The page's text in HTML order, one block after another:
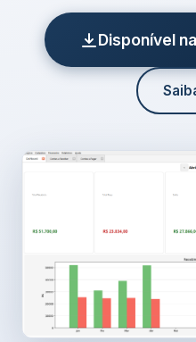
Disponível